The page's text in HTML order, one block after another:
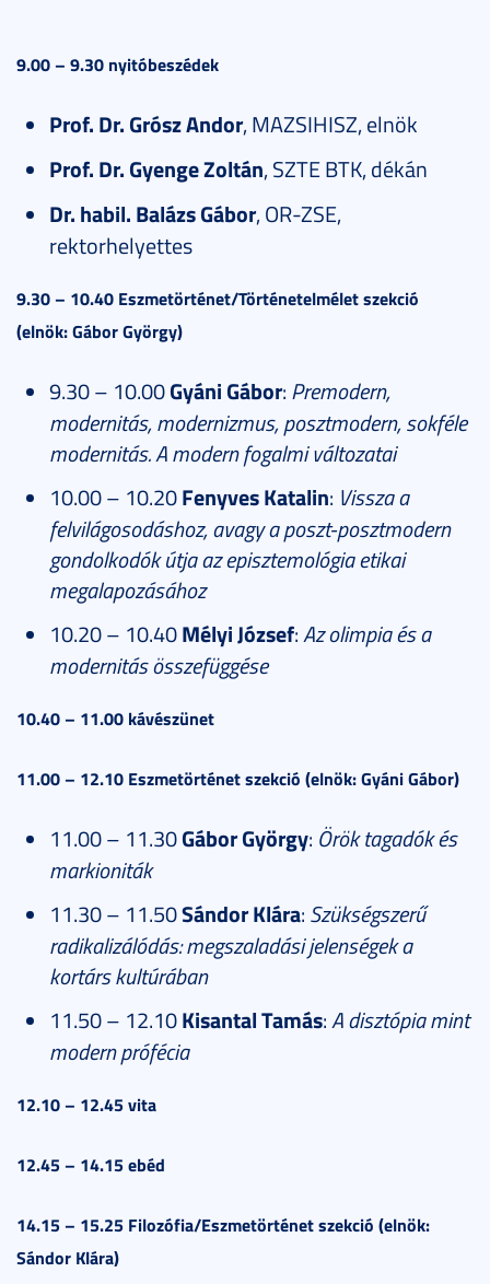
9.00 – 9.30 nyitóbeszédek
Prof. Dr. Grósz Andor, MAZSIHISZ, elnök
Prof. Dr. Gyenge Zoltán, SZTE BTK, dékán
Dr. habil. Balázs Gábor, OR-ZSE,
rektorhelyettes
9.30– 10.40 Eszmetörténet/Történetelmélet szekció
(elnök: Gábor György)
9.30 – 10.00Gyáni Gábor: Premodern,
modernitás, modernizmus, posztmodern, sokféle
modernitás. A modern fogalmi változatai
10.00 – 10.20Fenyves Katalin: Vissza a
felvilágosodáshoz, avagy a poszt-posztmodern
gondolkodók útja az episztemológia etikai
megalapozásához
10.20 – 10.40Mélyi József:Az olimpia és a
modernitás összefüggése
10.40 – 11.00 kávészünet
11.00 – 12.10 Eszmetörténet szekció (elnök: Gyáni Gábor)
11.00 – 11.30Gábor György: Örök tagadók és
markioniták
11.30 – 11.50Sándor Klára: Szükségszerű
radikalizálódás: megszaladási jelenségek a
kortárs kultúrában
11.50 – 12.10Kisantal Tamás:A disztópia mint
modern prófécia
12.10 – 12.45 vita
12.45 – 14.15 ebéd
14.15 – 15.25 Filozófia/Eszmetörténet szekció (elnök:
Sándor Klára)